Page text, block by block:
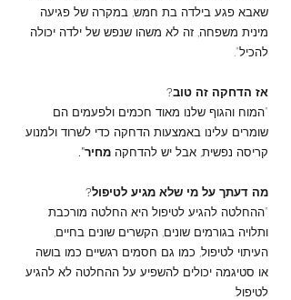
שאבא פגע בילדה בת חמש, במקרה של פגיעה
מינית משפחה, זה לא משהו שנפש של ילדה יכולה
להכיל".
אז הדחקה זה טוב?
"המוח והגוף שלנו מאוד חכמים ולפעמים הם
שומרים עלינו באמצעות הדחקה כדי לשרוד ולמנוע
קריסה נפשית, אבל יש להדחקה מחיר".
מה דעתך על מי שלא מגיע לטיפול?
"ההחלטה להגיע לטיפול היא החלטה מורכבת
ותלויה בגורמים שונים, הקשרים שונים בחיים,
העיתוי לטיפול, כמו גם חסמים רגשיים כמו בושה
או סטיגמה יכולים להשפיע על ההחלטה לא להגיע
לטיפול.